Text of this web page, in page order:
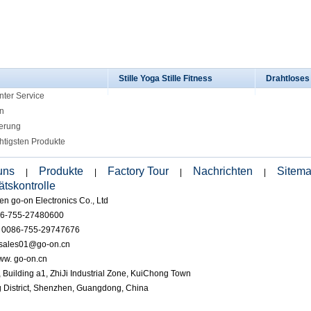
Service
Produkte
Stille Yoga Stille Fitness
Produkte Factory Tour Nachrichten
go-on Electronics Co., Ltd
755-27480600
0086-755-29747676
on.cn
go-on.cn
Building a1, ZhiJi Industrial Zone, KuiChong Town
District, Shenzhen, Guangdong, China